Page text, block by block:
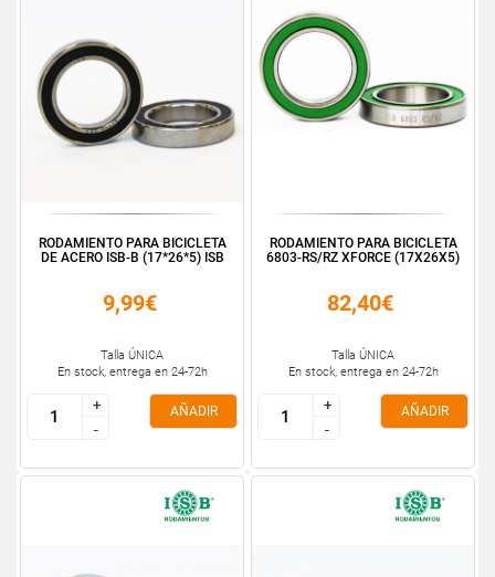
RODAMIENTO PARA BICICLETA
DE ACERO ISB-B (17*26*5) ISB
9,99€
Talla ÚNICA
En stock, entrega en 24-72h
+
-
+
-
AÑADIR
RODAMIENTO PARA BICICLETA
6803-RS/RZ XFORCE (17X26X5)
82,40€
Talla ÚNICA
En stock, entrega en 24-72h
+
-
+
-
AÑADIR